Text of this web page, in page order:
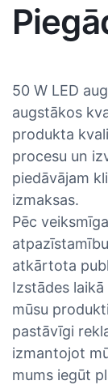
50 W LED
augstākos
produkta
procesu un
piedāvājam
izmaksas.
Pēc
atkārtota
Izstādes
mūsu
pastāvīgi
izmantojot
mums iegūt